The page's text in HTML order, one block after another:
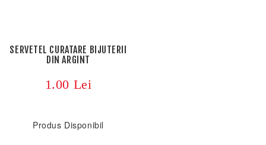
SERVETEL CURATARE BIJUTERII
DIN ARGINT
1.00 Lei
Produs Disponibil